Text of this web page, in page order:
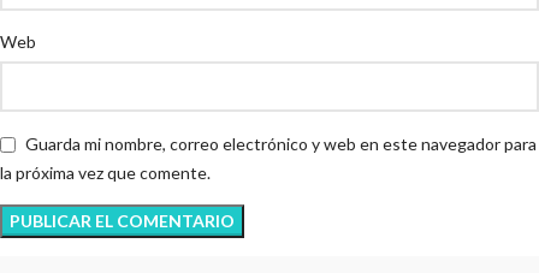
Web
Guarda mi nombre, correo electrónico y web en este navegador para
la próxima vez que comente.